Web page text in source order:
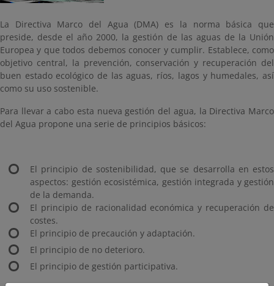
La Directiva Marco del Agua (DMA) es la norma básica que
preside, desde el año 2000, la gestión de las aguas de la Unión
Europea y que todos debemos conocer y cumplir. Establece, como
objetivo central, la prevención, conservación y recuperación del
buen estado ecológico de las aguas, ríos, lagos y humedales, así
como su uso sostenible.
Para llevar a cabo esta nueva gestión del agua, la Directiva Marco
del Agua propone una serie de principios básicos:
El principio de sostenibilidad, que se desarrolla en estos
aspectos: gestión ecosistémica, gestión integrada y gestión
de la demanda.
El principio de racionalidad económica y recuperación de
costes.
El principio de precaución y adaptación.
El principio de no deterioro.
El principio de gestión participativa.